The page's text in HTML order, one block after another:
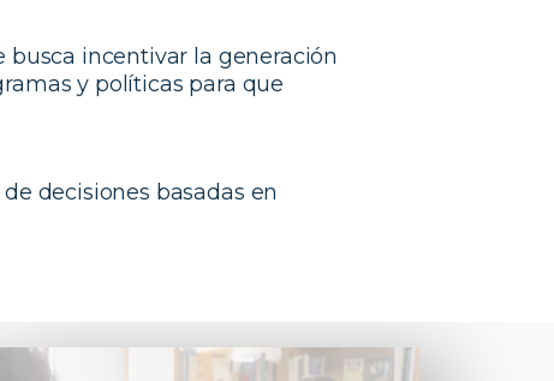
busca incentivar la generación
y políticas para que
decisiones basadas en